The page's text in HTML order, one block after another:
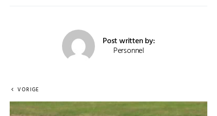
Post written by:
Personnel
VORIGE